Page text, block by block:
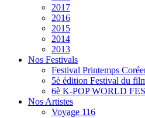
2017
2016
2015
2014
2013
Nos Festivals
Festival Printemps
5è édition Festival du
6è K-POP WORLD
Nos Artistes
Voyage 116